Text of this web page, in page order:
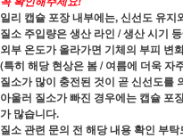
일리 캡슐 포장 내부에는, 신선도 유
질소 주입량은 생산 라인 / 생산 시기
외부 온도가 올라가면 기체의 부피 변
(특히 해당 현상은 봄 / 여름에 더욱 자
질소가 많이 충전된 것이 곧 신선도를
아울러 질소가 빠진 경우에는 캡슐 포
가 많습니다.
질소 관련 문의 전 해당 내용 확인 부